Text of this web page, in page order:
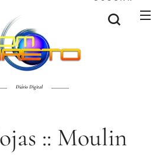
Diário Digital
:: Moulin